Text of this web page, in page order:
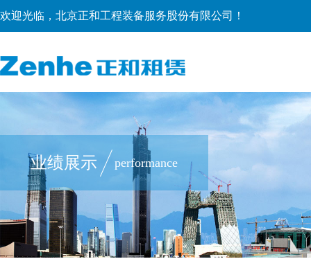
业绩展示 performance
欢迎光临，北京正和工程装备服务股份有限公司！